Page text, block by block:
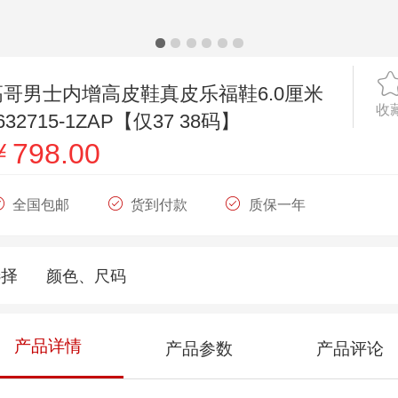
男士内增高皮鞋真皮乐福鞋6.0厘米
1ZAP【仅37 38码】
收
798.00
全国包邮 货到付款 质保一年
颜色、尺码
产品详情 产品参数 产品评论